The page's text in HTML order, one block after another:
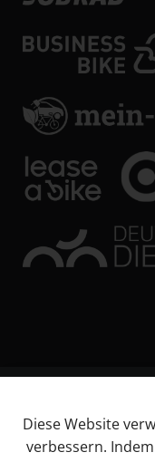
Diese Website
verbessern.